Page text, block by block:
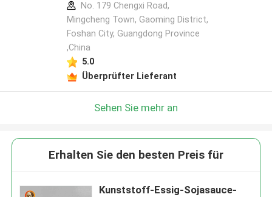
No. 179 Chengxi Road,
Mingcheng Town, Gaoming District,
Foshan City, Guangdong Province
,China
5.0
Überprüfter Lieferant
Sehen Sie mehr an
Erhalten Sie den besten Preis für
Kunststoff-Essig-Sojasauce-